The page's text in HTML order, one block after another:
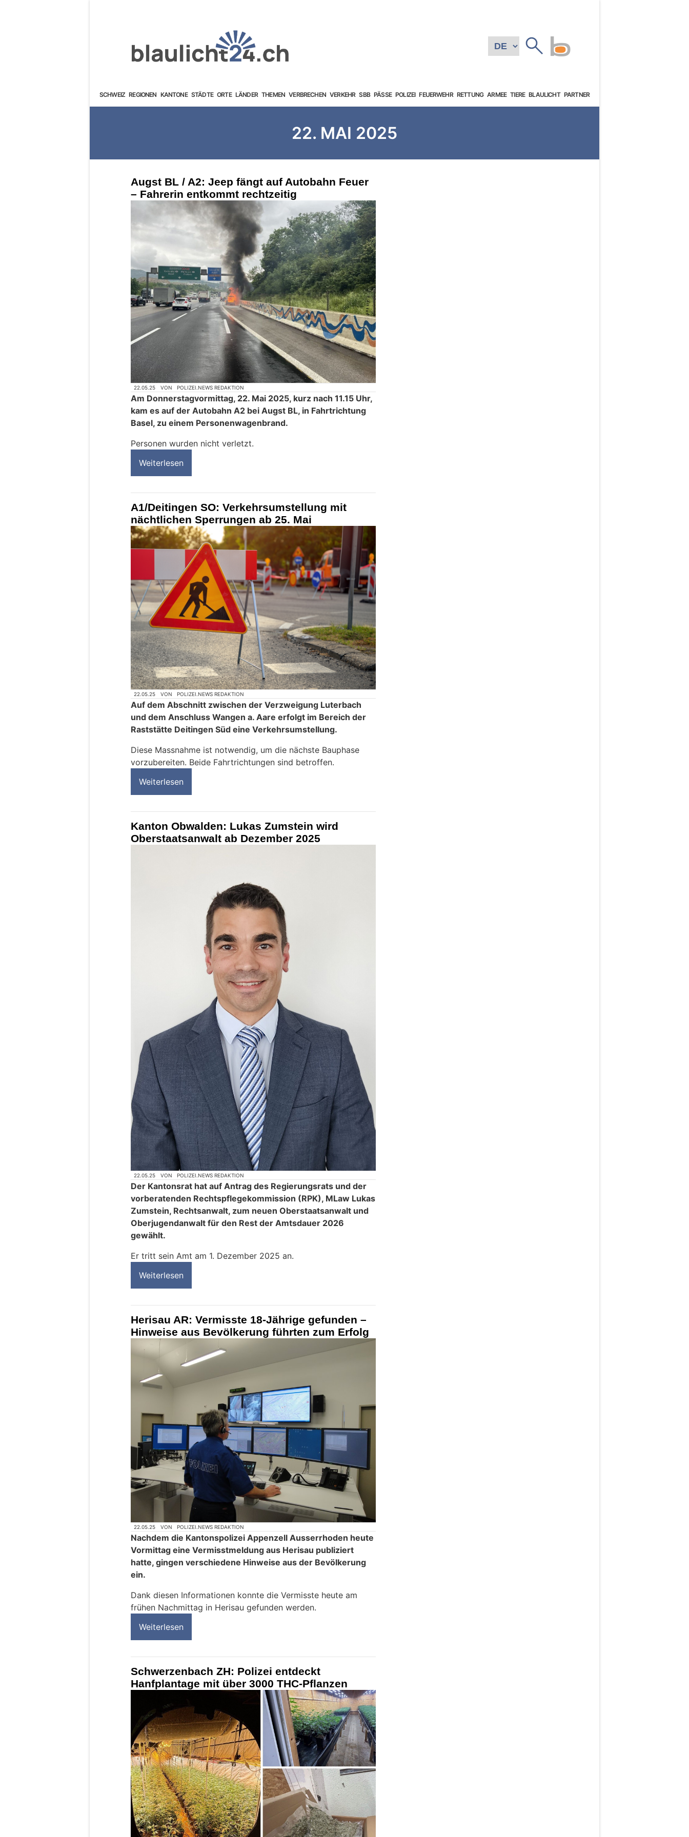
SCHWEIZ REGIONEN KANTONE STÄDTE ORTE LÄNDER THEMEN VERBRECHEN VERKEHR SBB PÄSSE POLIZEI FEUERWEHR RETTUNG ARMEE TIERE BLAULICHT PARTNER
22. MAI 2025
Augst BL / A2: Jeep fängt auf Autobahn Feuer
– Fahrerin entkommt rechtzeitig
22.05.25 VON POLIZEI.NEWS REDAKTION
Am Donnerstagvormittag, 22. Mai 2025, kurz nach 11.15 Uhr,
kam es auf der Autobahn A2 bei Augst BL, in Fahrtrichtung
Basel, zu einem Personenwagenbrand.
Personen wurden nicht verletzt.
Weiterlesen
A1/Deitingen SO: Verkehrsumstellung mit
nächtlichen Sperrungen ab 25. Mai
22.05.25 VON POLIZEI.NEWS REDAKTION
Auf dem Abschnitt zwischen der Verzweigung Luterbach
und dem Anschluss Wangen a. Aare erfolgt im Bereich der
Raststätte Deitingen Süd eine Verkehrsumstellung.
Diese Massnahme ist notwendig, um die nächste Bauphase
vorzubereiten. Beide Fahrtrichtungen sind betroffen.
Weiterlesen
Kanton Obwalden: Lukas Zumstein wird
Oberstaatsanwalt ab Dezember 2025
22.05.25 VON POLIZEI.NEWS REDAKTION
Der Kantonsrat hat auf Antrag des Regierungsrats und der
vorberatenden Rechtspflegekommission (RPK), MLaw Lukas
Zumstein, Rechtsanwalt, zum neuen Oberstaatsanwalt und
Oberjugendanwalt für den Rest der Amtsdauer 2026
gewählt.
Er tritt sein Amt am 1. Dezember 2025 an.
Weiterlesen
Herisau AR: Vermisste 18-Jährige gefunden –
Hinweise aus Bevölkerung führten zum Erfolg
22.05.25 VON POLIZEI.NEWS REDAKTION
Nachdem die Kantonspolizei Appenzell Ausserrhoden heute
Vormittag eine Vermisstmeldung aus Herisau publiziert
hatte, gingen verschiedene Hinweise aus der Bevölkerung
ein.
Dank diesen Informationen konnte die Vermisste heute am
frühen Nachmittag in Herisau gefunden werden.
Weiterlesen
Schwerzenbach ZH: Polizei entdeckt
Hanfplantage mit über 3000 THC-Pflanzen